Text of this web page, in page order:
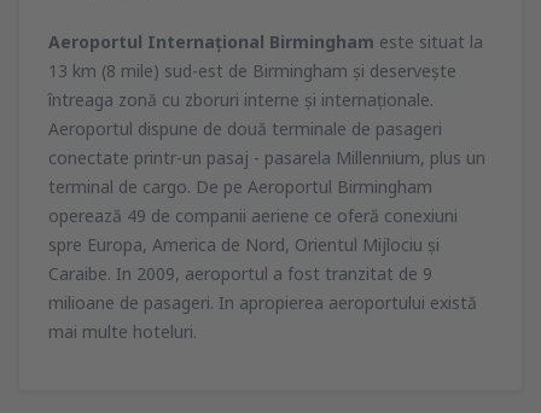
Aeroportul Internaţional Birmingham este situat la
13 km (8 mile) sud-est de Birmingham şi deserveşte
întreaga zonă cu zboruri interne şi internaţionale.
Aeroportul dispune de două terminale de pasageri
conectate printr-un pasaj - pasarela Millennium, plus un
terminal de cargo. De pe Aeroportul Birmingham
operează 49 de companii aeriene ce oferă conexiuni
spre Europa, America de Nord, Orientul Mijlociu şi
Caraibe. In 2009, aeroportul a fost tranzitat de 9
milioane de pasageri. In apropierea aeroportului există
mai multe hoteluri.